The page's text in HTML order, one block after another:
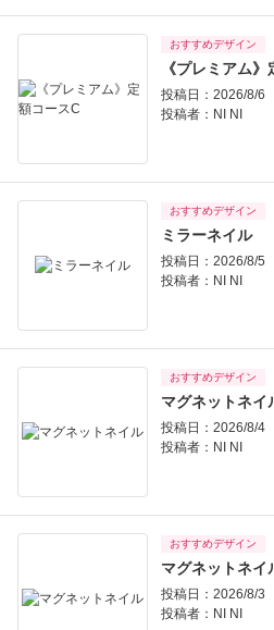
おすすめデザイン
《プレミアム
投稿日：2026/8/6
投稿者： NI NI
おすすめデザイン
ミラーネイル
投稿日：2026/8/5
投稿者： NI NI
おすすめデザイン
マグネットネイ
投稿日：2026/8/4
投稿者： NI NI
おすすめデザイン
マグネットネイ
投稿日：2026/8/3
投稿者： NI NI